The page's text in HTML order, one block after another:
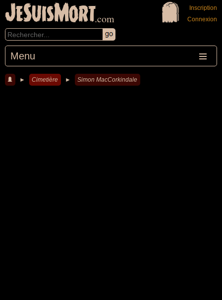
JeSuisMort.com
Menu
Inscription
Connexion
► Cimetière ► Simon MacCorkindale